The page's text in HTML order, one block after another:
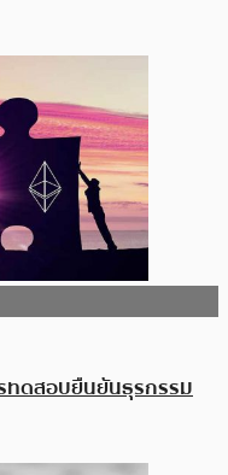
ทดสอบยืนยันธุรกรรม